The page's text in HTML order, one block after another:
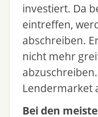
investiert. Da
eintreffen,
abschreiben.
nicht mehr
Lendermarket
Bei den